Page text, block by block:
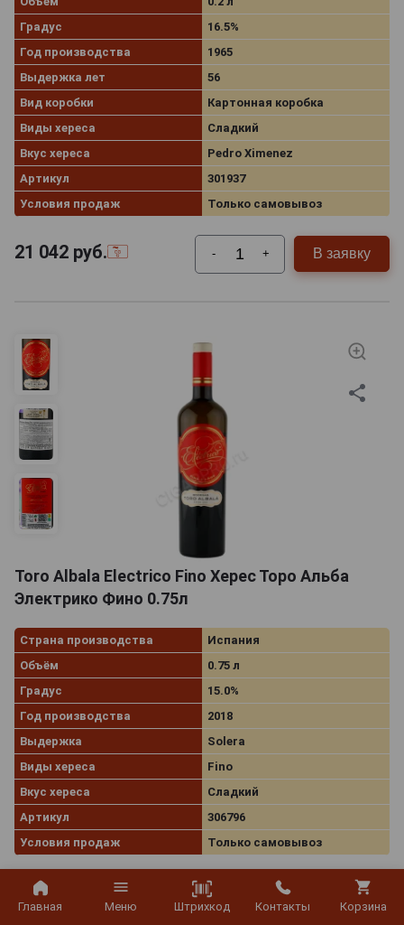
Главная Меню Штрихкод Контакты Корзина
Градус
16.5%
Год производства
1965
Выдержка лет
56
Вид коробки
Картонная коробка
Виды хереса
Сладкий
Вкус хереса
Pedro Ximenez
Артикул
301937
Условия продаж
Только самовывоз
21 042 руб. - + В заявку
Toro Albala Electrico Fino Херес Торо Альба
Электрико Фино 0.75л
Страна производства
Испания
Объём
0.75 л
Градус
15.0%
Год производства
2018
Выдержка
Solera
Виды хереса
Fino
Вкус хереса
Сладкий
Артикул
306796
Условия продаж
Только самовывоз
5 366 В заявку